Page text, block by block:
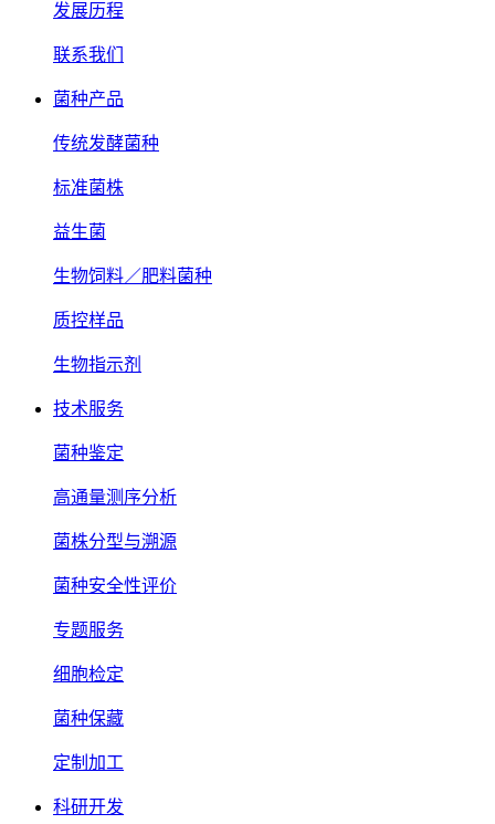
发展历程
联系我们
菌种产品
传统发酵菌种
标准菌株
益生菌
生物饲料／肥料菌种
质控样品
生物指示剂
技术服务
菌种鉴定
高通量测序分析
菌株分型与溯源
菌种安全性评价
专题服务
细胞检定
菌种保藏
定制加工
科研开发